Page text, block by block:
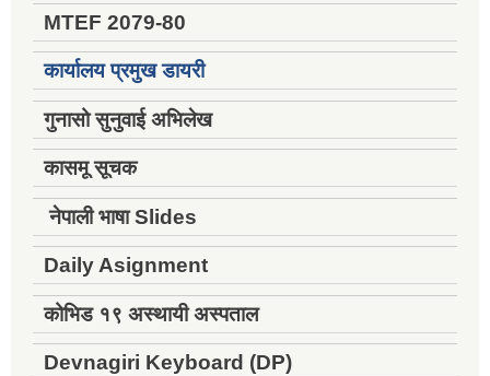
MTEF 2079-80
कार्यालय प्रमुख डायरी
गुनासो सुनुवाई अभिलेख
कासमू सूचक
नेपाली भाषा Slides
Daily Asignment
कोभिड १९ अस्थायी अस्पताल
Devnagiri Keyboard (DP)